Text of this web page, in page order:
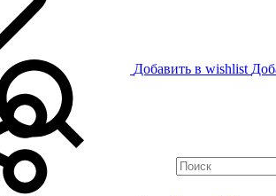
Добавить в wishlist